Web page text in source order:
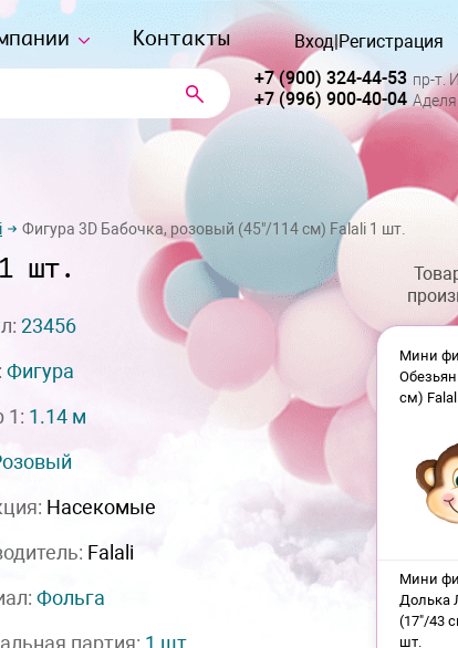
Контакты Вход|Регистрация
+7 (900) 324-44-53 пр-т.
+7 (996) 900-40-04
Фигура 3D Бабочка, розовый (45"/114 см) Falali 1 шт.
шт.
23456
Фигура
1: 1.14 м
Насекомые
Falali
Фольга
партия: 1 шт
Мини
см)
Мини
Долька
(17"/43
шт.